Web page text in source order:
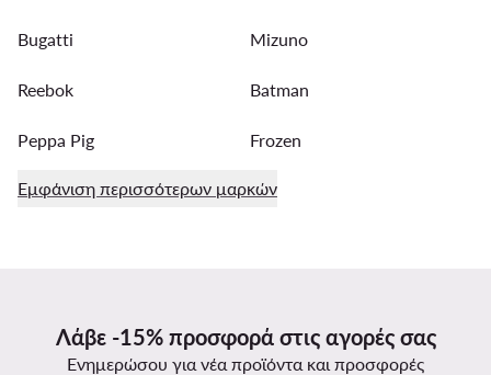
Bugatti Mizuno
Reebok Batman
Peppa Pig Frozen
Εμφάνιση περισσότερων μαρκών
Λάβε -15% προσφορά στις αγορές σας
Ενημερώσου για νέα προϊόντα και προσφορές